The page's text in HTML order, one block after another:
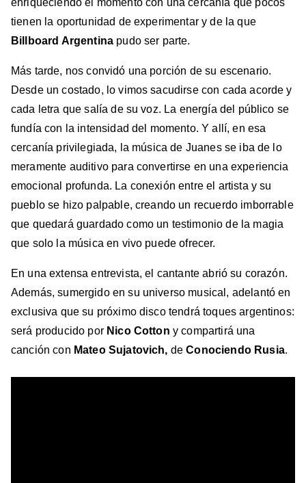
enriqueciendo el momento con una cercanía que pocos
tienen la oportunidad de experimentar y de la que
Billboard Argentina pudo ser parte.
Más tarde, nos convidó una porción de su escenario.
Desde un costado, lo vimos sacudirse con cada acorde y
cada letra que salía de su voz. La energía del público se
fundía con la intensidad del momento. Y allí, en esa
cercanía privilegiada, la música de Juanes se iba de lo
meramente auditivo para convertirse en una experiencia
emocional profunda. La conexión entre el artista y su
pueblo se hizo palpable, creando un recuerdo imborrable
que quedará guardado como un testimonio de la magia
que solo la música en vivo puede ofrecer.
En una extensa entrevista, el cantante abrió su corazón.
Además, sumergido en su universo musical, adelantó en
exclusiva que su próximo disco tendrá toques argentinos:
será producido por Nico Cotton y compartirá una
canción con Mateo Sujatovich, deConociendo Rusia.